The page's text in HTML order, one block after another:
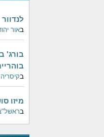
לנדוור
באור
בורג'
בקיסריה
מיזו
ב